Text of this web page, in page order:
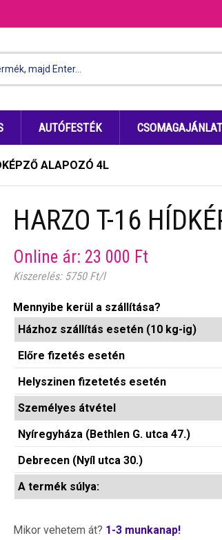
AUTÓFESTÉK
ALAPOZÓ 4L
HARZO T-16
Online ár: 23 000 Ft
Kiszerelés: 5750 Ft/l
Mennyibe kerül a szállítása?
Házhoz szállítás esetén (10 kg-ig)
Előre fizetés esetén
Helyszinen fizetetés esetén
Személyes átvétel
Nyíregyháza (Bethlen G. utca 47.)
Debrecen (Nyíl utca 30.)
A termék súlya:
Mikor vehetem át? 1-3 munkanap!